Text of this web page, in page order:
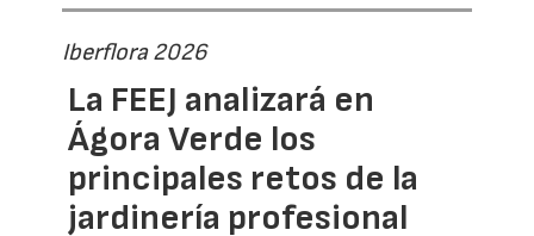
Iberflora 2026
La FEEJ analizará en
Ágora Verde los
principales retos de la
jardinería profesional